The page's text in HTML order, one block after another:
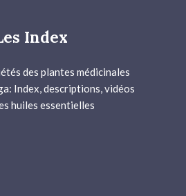
Index
des plantes médicinales
Index, descriptions, vidéos
huiles essentielles